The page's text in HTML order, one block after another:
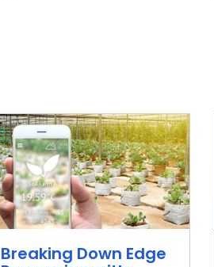
Breaking Down Edge